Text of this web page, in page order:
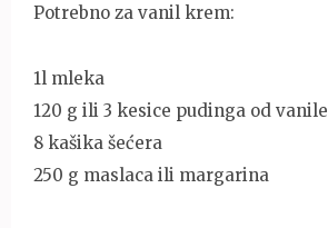
Potrebno za vanil krem:
1l mleka
120 g ili 3 kesice pudinga od vanile
8 kašika šećera
250 g maslaca ili margarina